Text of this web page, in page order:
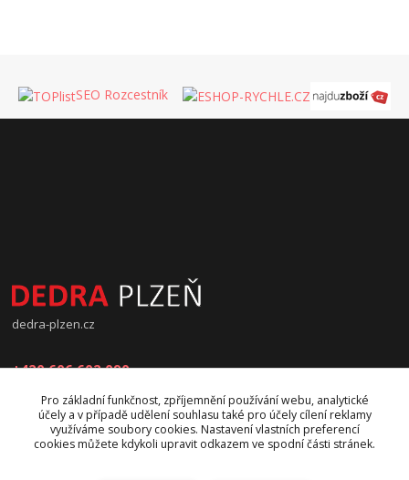
SEO Rozcestník
dedra-plzen.cz
+420 606 602 090
jana.beranova@atlas.cz
Pro základní funkčnost, zpříjemnění používání webu, analytické
účely a v případě udělení souhlasu také pro účely cílení reklamy
využíváme soubory cookies. Nastavení vlastních preferencí
cookies můžete kdykoli upravit odkazem ve spodní části stránek.